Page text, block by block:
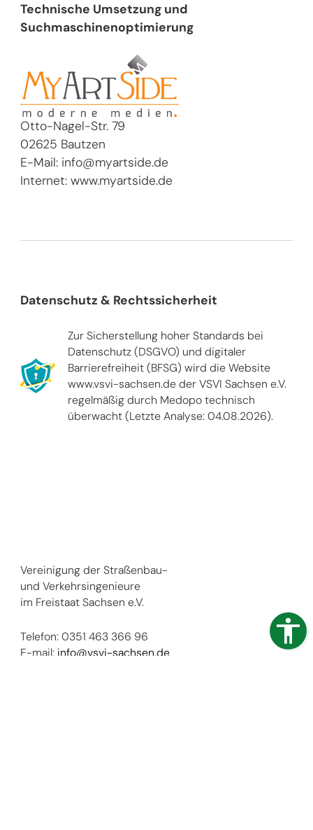
Technische Umsetzung und
Suchmaschinenoptimierung
Otto-Nagel-Str. 79
02625 Bautzen
E-Mail: info@myartside.de
Internet: www.myartside.de
Datenschutz & Rechtssicherheit
Zur Sicherstellung hoher Standards bei
Datenschutz (DSGVO) und digitaler
Barrierefreiheit (BFSG) wird die Website
www.vsvi-sachsen.de der VSVI Sachsen e.V.
regelmäßig durch Medopo technisch
überwacht (Letzte Analyse: 04.08.2026).
Vereinigung der Straßenbau-
und Verkehrsingenieure
im Freistaat Sachsen e.V.
Telefon: 0351 463 366 96
E-mail: info@vsvi-sachsen.de